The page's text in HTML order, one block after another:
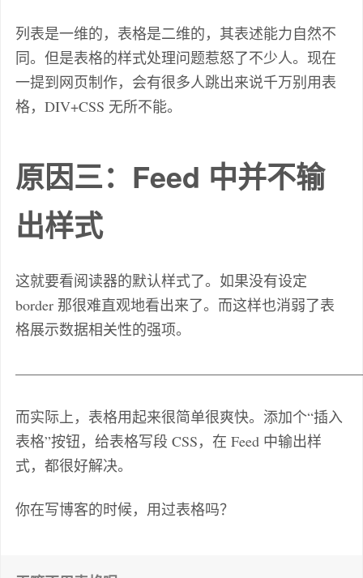
列表是一维的，表格是二维的，其表述能力自然不
同。但是表格的样式处理问题惹怒了不少人。现在
一提到网页制作，会有很多人跳出来说千万别用表
格，DIV+CSS 无所不能。
原因三：Feed 中并不输
出样式
这就要看阅读器的默认样式了。如果没有设定
border 那很难直观地看出来了。而这样也消弱了表
格展示数据相关性的强项。
而实际上，表格用起来很简单很爽快。添加个“插入
表格”按钮，给表格写段 CSS，在 Feed 中输出样
式，都很好解决。
你在写博客的时候，用过表格吗？